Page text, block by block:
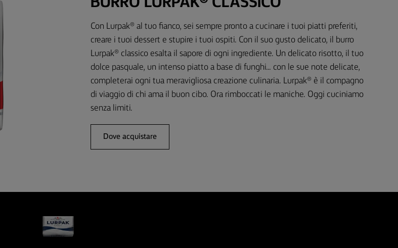
Con Lurpak® al tuo fianco, sei sempre pronto a cucinare i tuoi piatti preferiti,
creare i tuoi dessert e stupire i tuoi ospiti. Con il suo gusto delicato, il burro
Lurpak® classico esalta il sapore di ogni ingrediente. Un delicato risotto, il tuo
dolce pasquale, un intenso piatto a base di funghi... con le sue note delicate,
completerai ogni tua meravigliosa creazione culinaria. Lurpak® è il compagno
di viaggio di chi ama il buon cibo. Ora rimboccati le maniche. Oggi cuciniamo
senza limiti.
Dove acquistare